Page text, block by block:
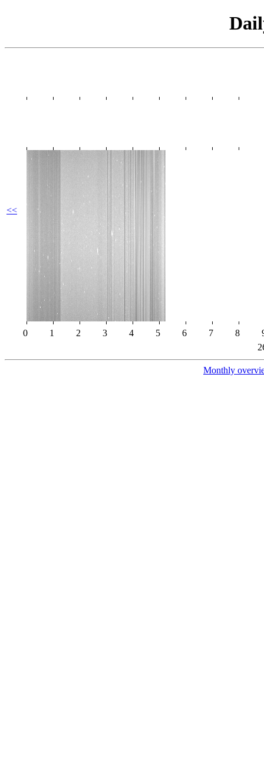
<<
0 1 2 3 4 5 6 7 8
Monthly